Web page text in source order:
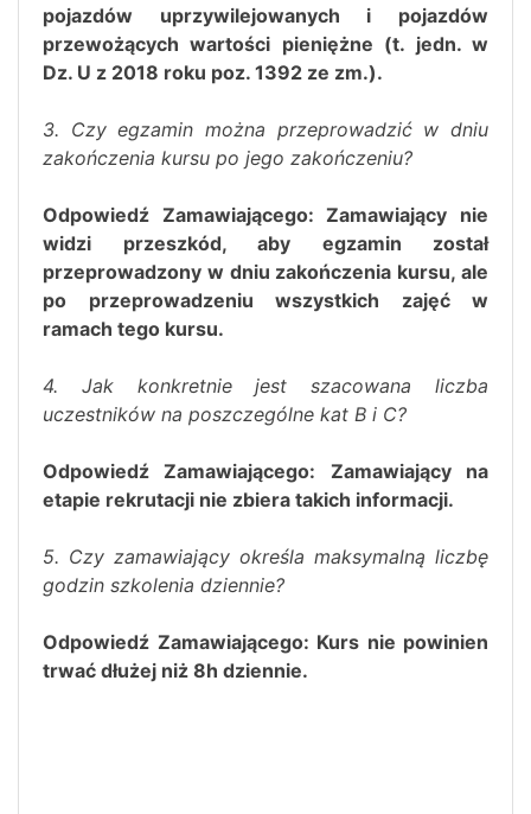
pojazdów uprzywilejowanych i pojazdów
przewożących wartości pieniężne (t. jedn. w
Dz. U z 2018 roku poz. 1392 ze zm.).
3. Czy egzamin można przeprowadzić w dniu
zakończenia kursu po jego zakończeniu?
Odpowiedź Zamawiającego: Zamawiający nie
widzi przeszkód, aby egzamin został
przeprowadzony w dniu zakończenia kursu, ale
po przeprowadzeniu wszystkich zajęć w
ramach tego kursu.
4. Jak konkretnie jest szacowana liczba
uczestników na poszczególne kat B i C?
Odpowiedź Zamawiającego: Zamawiający na
etapie rekrutacji nie zbiera takich informacji.
5. Czy zamawiający określa maksymalną liczbę
godzin szkolenia dziennie?
Odpowiedź Zamawiającego: Kurs nie powinien
trwać dłużej niż 8h dziennie.